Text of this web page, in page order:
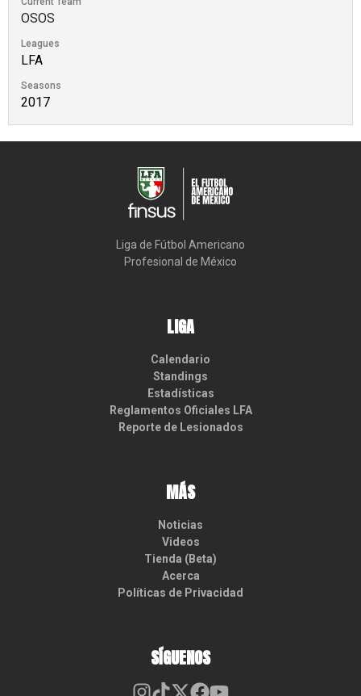
OSOS
Leagues
LFA
Seasons
2017
Liga de Fútbol Americano
Profesional de México
LIGA
Calendario
Standings
Estadísticas
Reglamentos Oficiales LFA
Reporte de Lesionados
MÁS
Noticias
Videos
Tienda (Beta)
Acerca
Políticas de Privacidad
SÍGUENOS